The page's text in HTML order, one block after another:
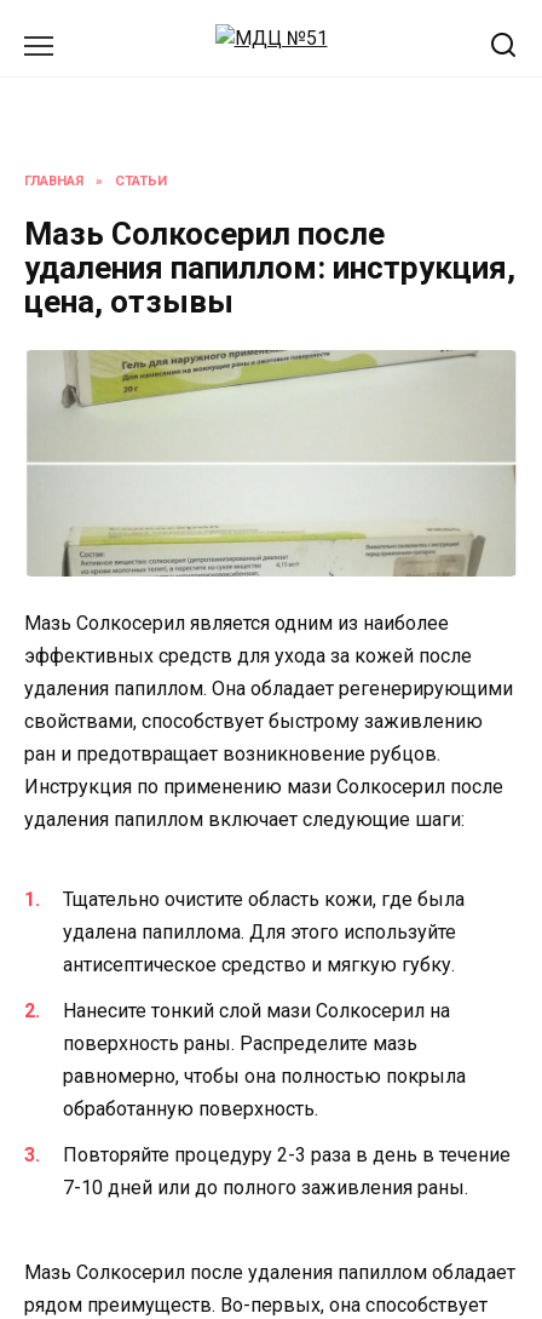
ГЛАВНАЯ » СТАТЬИ
Мазь Солкосерил после
удаления папиллом: инструкция,
цена, отзывы
Мазь Солкосерил является одним из наиболее
эффективных средств для ухода за кожей после
удаления папиллом. Она обладает регенерирующими
свойствами, способствует быстрому заживлению
ран и предотвращает возникновение рубцов.
Инструкция по применению мази Солкосерил после
удаления папиллом включает следующие шаги:
Тщательно очистите область кожи, где была
удалена папиллома. Для этого используйте
антисептическое средство и мягкую губку.
Нанесите тонкий слой мази Солкосерил на
поверхность раны. Распределите мазь
равномерно, чтобы она полностью покрыла
обработанную поверхность.
Повторяйте процедуру 2-3 раза в день в течение
7-10 дней или до полного заживления раны.
Мазь Солкосерил после удаления папиллом обладает
рядом преимуществ. Во-первых, она способствует